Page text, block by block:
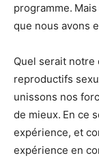
programme.
que nous avons
Quel serait notre
reproductifs
unissons nos
de mieux. En ce
expérience, et
expérience en